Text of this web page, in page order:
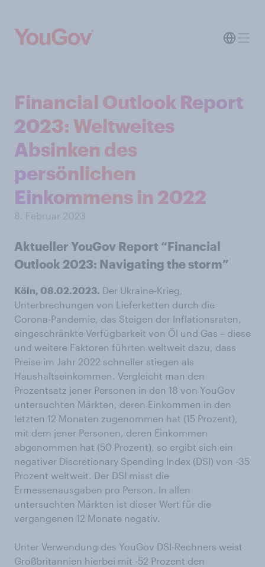
Financial Outlook Report
2023: Weltweites
Absinken des
persönlichen
Einkommens in 2022
8. Februar 2023
Aktueller YouGov Report “Financial
Outlook 2023: Navigating the storm”
Köln, 08.02.2023. Der Ukraine-Krieg,
Unterbrechungen von Lieferketten durch die
Corona-Pandemie, das Steigen der Inflationsraten,
eingeschränkte Verfügbarkeit von Öl und Gas – diese
und weitere Faktoren führten weltweit dazu, dass
Preise im Jahr 2022 schneller stiegen als
Haushaltseinkommen. Vergleicht man den
Prozentsatz jener Personen in den 18 von YouGov
untersuchten Märkten, deren Einkommen in den
letzten 12 Monaten zugenommen hat (15 Prozent),
mit dem jener Personen, deren Einkommen
abgenommen hat (50 Prozent), so ergibt sich ein
negativer Discretionary Spending Index (DSI) von -35
Prozent weltweit. Der DSI misst die
Ermessenausgaben pro Person. In allen
untersuchten Märkten ist dieser Wert für die
vergangenen 12 Monate negativ.
Unter Verwendung des YouGov DSI-Rechners weist
Großbritannien hierbei mit -52 Prozent den